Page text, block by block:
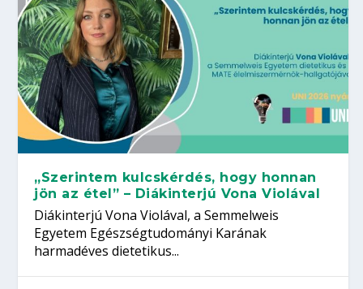
„Szerintem kulcskérdés, hogy honnan
jön az étel” – Diákinterjú Vona Violával
Diákinterjú Vona Violával, a Semmelweis
Egyetem Egészségtudományi Karának
harmadéves dietetikus...